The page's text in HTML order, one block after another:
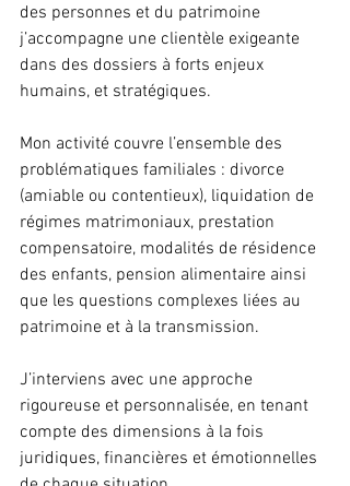
des personnes et du patrimoine
j’accompagne une clientèle exigeante
dans des dossiers à forts enjeux
humains, et stratégiques.
Mon activité couvre l’ensemble des
problématiques familiales : divorce
(amiable ou contentieux), liquidation de
régimes matrimoniaux, prestation
compensatoire, modalités de résidence
des enfants, pension alimentaire ainsi
que les questions complexes liées au
patrimoine et à la transmission.
J’interviens avec une approche
rigoureuse et personnalisée, en tenant
compte des dimensions à la fois
juridiques, financières et émotionnelles